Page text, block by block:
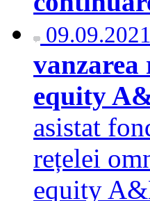
09.09.2021
equity
asistat
rețelei
equity